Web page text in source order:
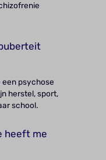
een psychose
herstel, sport,
school.
heeft me